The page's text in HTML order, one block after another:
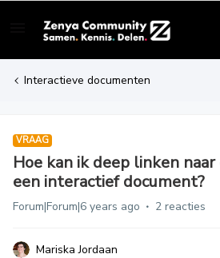
Interactieve documenten
VRAAG
Hoe kan ik deep linken
een interactief document?
Forum|Forum|6 years ago 2 reacties
Mariska Jordaan